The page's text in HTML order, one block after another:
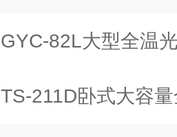
GYC-82L大型全温
TS-211D卧式大容量全